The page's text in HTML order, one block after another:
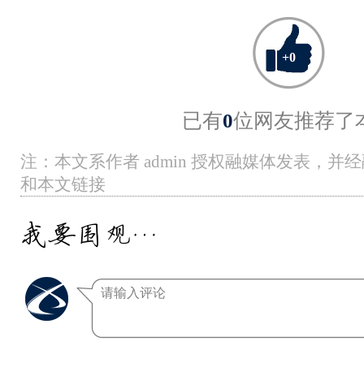
+0
已有0位网友推荐了
注：本文系作者 admin 授权融媒体发表，并
和本文链接
我要围观…